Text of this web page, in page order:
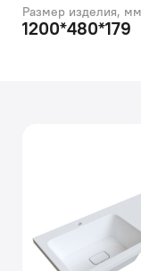
Размер изделия,
1200*480*179